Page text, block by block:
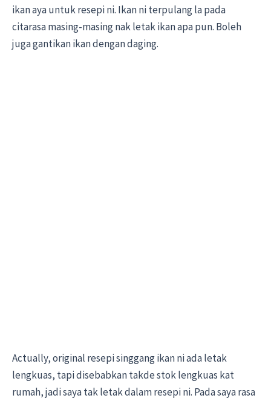
ikan aya untuk resepi ni. Ikan ni terpulang la pada
citarasa masing-masing nak letak ikan apa pun. Boleh
juga gantikan ikan dengan daging.
Actually, original resepi singgang ikan ni ada letak
lengkuas, tapi disebabkan takde stok lengkuas kat
rumah, jadi saya tak letak dalam resepi ni. Pada saya rasa